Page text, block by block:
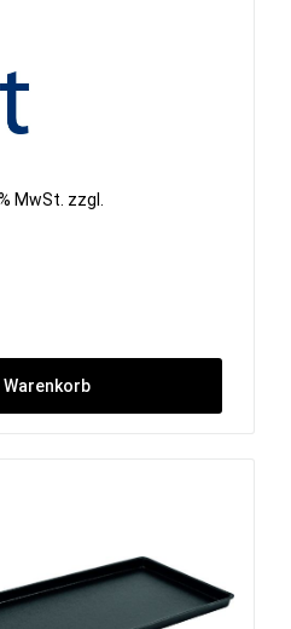
MwSt. zzgl.
Warenkorb